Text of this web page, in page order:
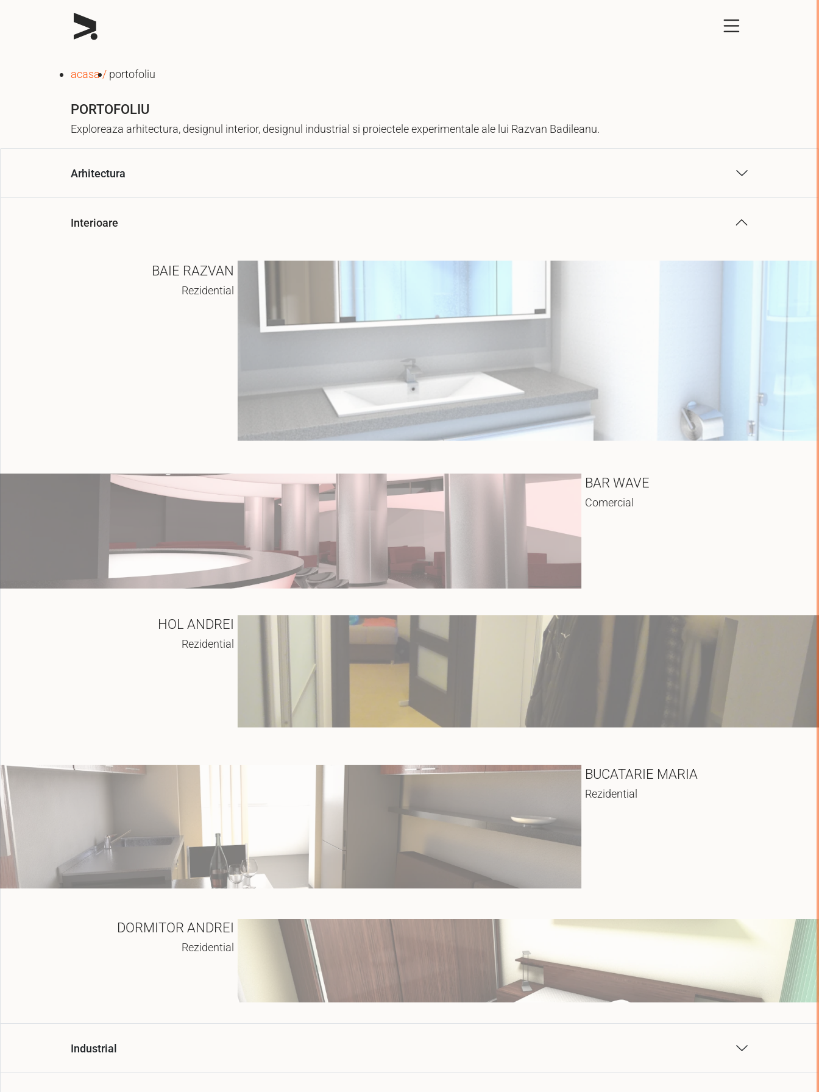
acasa portofoliu
PORTOFOLIU
Exploreaza arhitectura, designul interior, designul industrial si proiectele experimentale ale lui Razvan Badileanu.
Arhitectura
Interioare
BAIE RAZVAN
Rezidential
BAR WAVE
Comercial
HOL ANDREI
Rezidential
BUCATARIE MARIA
Rezidential
DORMITOR ANDREI
Rezidential
Industrial